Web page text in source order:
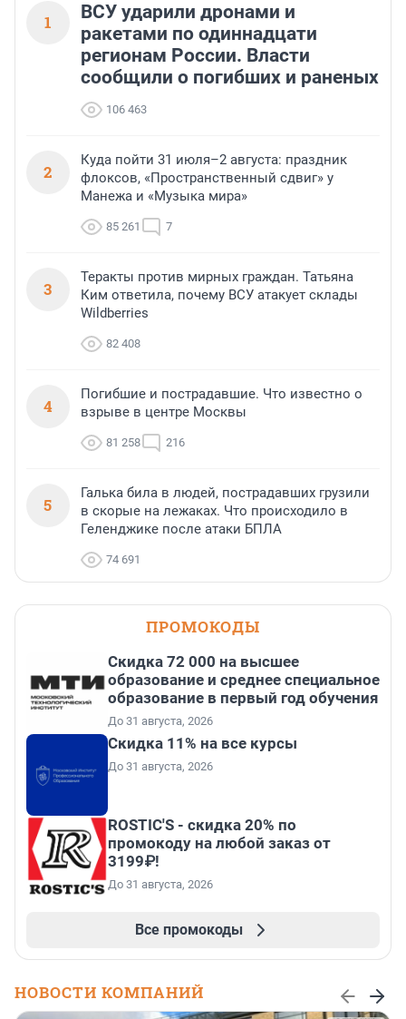
1
ВСУ ударили дронами и
ракетами по одиннадцати
регионам России. Власти
сообщили о погибших и раненых
106 463
2
Куда пойти 31 июля–2 августа: праздник
флоксов, «Пространственный сдвиг» у
Манежа и «Музыка мира»
85 261 7
3
Теракты против мирных граждан. Татьяна
Ким ответила, почему ВСУ атакует склады
Wildberries
82 408
4
Погибшие и пострадавшие. Что известно о
взрыве в центре Москвы
81 258 216
5
Галька била в людей, пострадавших грузили
в скорые на лежаках. Что происходило в
Геленджике после атаки БПЛА
74 691
ПРОМОКОДЫ
Скидка 72 000 на высшее
образование и среднее специальное
образование в первый год обучения
До 31 августа, 2026
Скидка 11% на все курсы
До 31 августа, 2026
ROSTIC'S - скидка 20% по
промокоду на любой заказ от
3199₽!
До 31 августа, 2026
Все промокоды
НОВОСТИ КОМПАНИЙ